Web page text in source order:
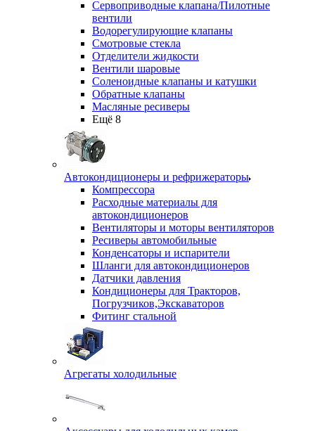
Сервоприводные клапана/Пилотные
вентили
Водорегулирующие клапаны
Смотровые стекла
Отделители жидкости
Вентили шаровые
Соленоидные клапаны и катушки
Обратные клапаны
Масляные ресиверы
Ещё 8
Автокондиционеры и рефрижераторы
Компрессора
Расходные материалы для
автокондиционеров
Вентиляторы и моторы вентиляторов
Ресиверы автомобильные
Конденсаторы и испарители
Шланги для автокондиционеров
Датчики давления
Кондиционеры для Тракторов,
Погрузчиков,Экскаваторов
Фитинг стальной
Агрегаты холодильные